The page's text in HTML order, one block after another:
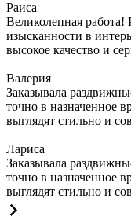
Раиса
Великолепная
изысканности в
высокое качество и
Валерия
Заказывала
точно в назначенное
выглядят стильно и
Лариса
Заказывала
точно в назначенное
выглядят стильно и